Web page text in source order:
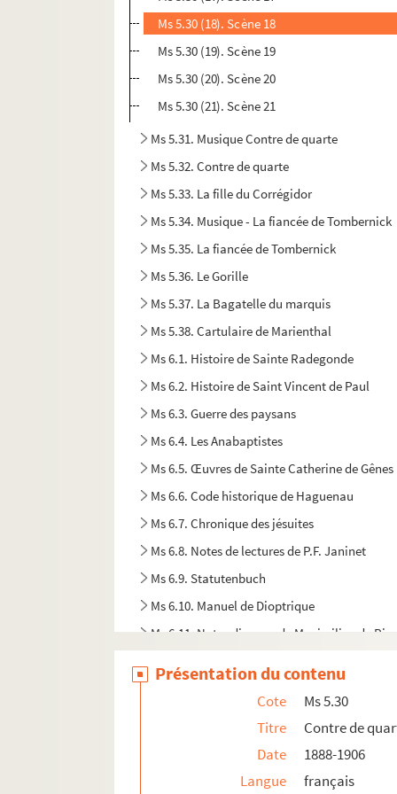
Ms 5.30 (18). Scène 18
Ms 5.30 (19). Scène 19
Ms 5.30 (20). Scène 20
Ms 5.30 (21). Scène 21
Ms 5.31. Musique Contre de quarte
Ms 5.32. Contre de quarte
Ms 5.33. La fille du Corrégidor
Ms 5.34. Musique - La fiancée de Tombernick
Ms 5.35. La fiancée de Tombernick
Ms 5.36. Le Gorille
Ms 5.37. La Bagatelle du marquis
Ms 5.38. Cartulaire de Marienthal
Ms 6.1. Histoire de Sainte Radegonde
Ms 6.2. Histoire de Saint Vincent de Paul
Ms 6.3. Guerre des paysans
Ms 6.4. Les Anabaptistes
Ms 6.5. Œuvres de Sainte Catherine de Gênes
Ms 6.6. Code historique de Haguenau
Ms 6.7. Chronique des jésuites
Ms 6.8. Notes de lectures de P.F. Janinet
Ms 6.9. Statutenbuch
Ms 6.10. Manuel de Dioptrique
Ms 6.11. Notes diverses de Maximilien de
Présentation du contenu
Cote
Ms 5.30
Titre
Contre de
Date
1888-1906
Langue
français